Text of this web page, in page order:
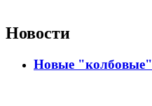
Новости
Новые "колбовые"